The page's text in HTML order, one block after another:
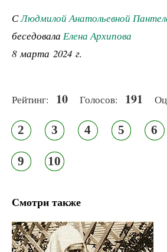
СЛюдмилой Анатольевной
беседовала Елена Архипова
8 марта 2024 г.
Рейтинг: 10 Голосов: 191
2 3 4 5 6
9 10
Смотри также